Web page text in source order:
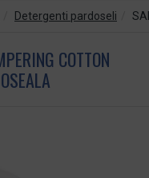
Detergenti pardoseli
COTTON